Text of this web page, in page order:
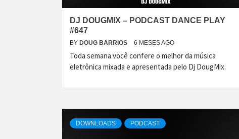
DJ DOUGMIX – PODCAST DANCE PLAY
#647
BY DOUG BARRIOS 6 MESES AGO
Toda semana você confere o melhor da música
eletrônica mixada e apresentada pelo Dj DougMix.
DOWNLOADS PODCAST